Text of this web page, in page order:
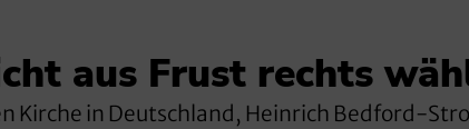
aus Frust rechts
Kirche in Deutschland, Heinrich Bedford-